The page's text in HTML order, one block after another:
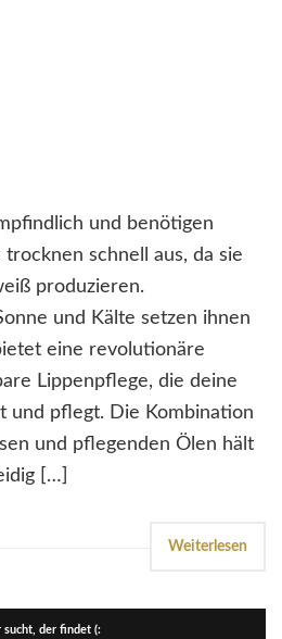
und benötigen
schnell aus, da sie
produzieren.
und Kälte setzen ihnen
eine revolutionäre
Lippenpflege, die deine
und pflegt. Die Kombination
und pflegenden Ölen hält
[…]
Weiterlesen
sucht, der findet (: